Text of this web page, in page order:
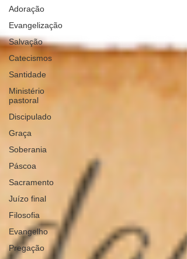
Adoração
Evangelização
Salvação
Catecismos
Santidade
Ministério
pastoral
Discipulado
Graça
Soberania
Páscoa
Sacramento
Juízo final
Filosofia
Evangelho
Pregação